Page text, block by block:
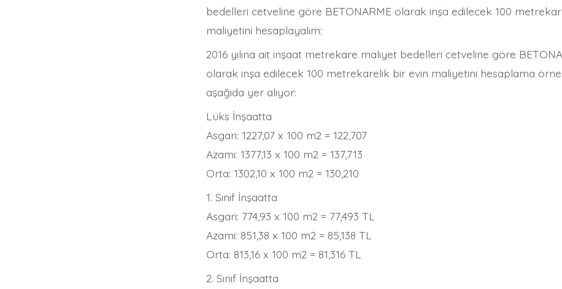
bedelleri cetveline göre BETONARME olarak inşa edilecek 100
maliyetini hesaplayalım:
2016 yılına ait inşaat metrekare maliyet bedelleri cetveline göre
olarak inşa edilecek 100 metrekarelik bir evin maliyetini hesaplama
aşağıda yer alıyor:
Lüks İnşaatta
Asgari: 1227,07 x 100 m2 = 122,707
Azami: 1377,13 x 100 m2 = 137,713
Orta: 1302,10 x 100 m2 = 130,210
1. Sınıf İnşaatta
Asgari: 774,93 x 100 m2 = 77,493 TL
Azami: 851,38 x 100 m2 = 85,138 TL
Orta: 813,16 x 100 m2 = 81,316 TL
2. Sınıf İnşaatta